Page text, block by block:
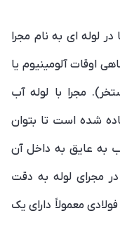
لوله ای به نام مجرا
اوقات آلومینیوم یا
مجرا با لوله آب
شده است تا بتوان
به عایق به داخل آن
مجرای لوله به دقت
معمولاً دارای یک